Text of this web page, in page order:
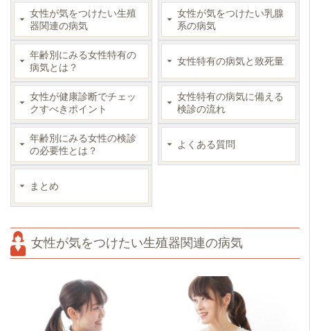
女性が気をつけたい生殖
器関連の病気
女性が気をつけたい乳腺
系の病気
年齢別にみる女性特有の
病気とは？
女性特有の病気と致死量
女性が健康診断でチェッ
クすべきポイント
女性特有の病気に備える
検診の流れ
年齢別にみる女性の検診
の必要性とは？
よくある質問
まとめ
女性が気をつけたい生殖器関連の病気